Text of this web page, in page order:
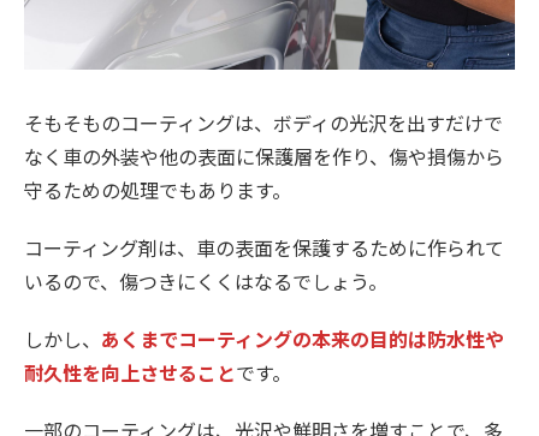
そもそものコーティングは、ボディの光沢を出すだけで
なく車の外装や他の表面に保護層を作り、傷や損傷から
守るための処理でもあります。
コーティング剤は、車の表面を保護するために作られて
いるので、傷つきにくくはなるでしょう。
しかし、 あくまでコーティングの本来の目的は防水性や
耐久性を向上させることです。
一部のコーティングは、光沢や鮮明さを増すことで、多